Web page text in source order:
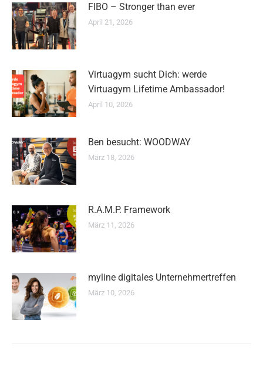
FIBO – Stronger than ever
April 21, 2026
Virtuagym sucht Dich: werde
Virtuagym Lifetime Ambassador!
April 10, 2026
Ben besucht: WOODWAY
März 18, 2026
R.A.M.P. Framework
März 11, 2026
myline digitales Unternehmertreffen
März 10, 2026